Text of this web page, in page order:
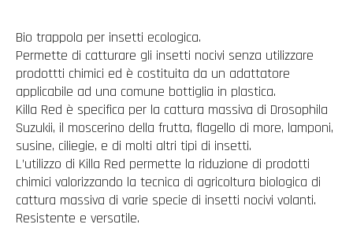
Bio trappola per insetti ecologica.
Permette di catturare gli insetti nocivi senza utilizzare
prodottti chimici ed è costituita da un adattatore
applicabile ad una comune bottiglia in plastica.
Killa Red è specifica per la cattura massiva di Drosophila
Suzukii, il moscerino della frutta, flagello di more, lamponi,
susine, ciliegie, e di molti altri tipi di insetti.
L’utilizzo di Killa Red permette la riduzione di prodotti
chimici valorizzando la tecnica di agricoltura biologica di
cattura massiva di varie specie di insetti nocivi volanti.
Resistente e versatile.